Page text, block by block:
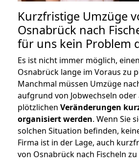
Kurzfristige Umzüge
Osnabrück nach
für uns kein Problem
Es ist nicht immer möglich,
Osnabrück lange im Voraus zu
Manchmal müssen Umzüge
aufgrund von Jobwechseln oder
plötzlichen Veränderungen
organisiert werden. Wenn Sie
solchen Situation befinden,
Firma ist in der Lage, auch
von Osnabrück nach Fischeln zu